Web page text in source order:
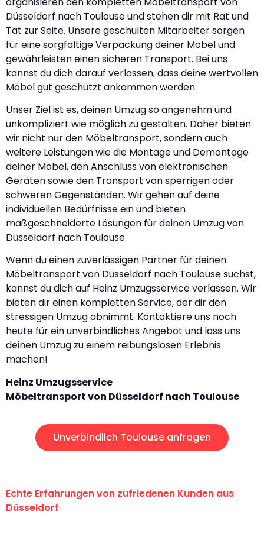
Düsseldorf nach Toulouse und stehen dir mit Rat und
Tat zur Seite. Unsere geschulten Mitarbeiter sorgen
für eine sorgfältige Verpackung deiner Möbel und
gewährleisten einen sicheren Transport. Bei uns
kannst du dich darauf verlassen, dass deine wertvollen
Möbel gut geschützt ankommen werden.
Unser Ziel ist es, deinen Umzug so angenehm und
unkompliziert wie möglich zu gestalten. Daher bieten
wir nicht nur den Möbeltransport, sondern auch
weitere Leistungen wie die Montage und Demontage
deiner Möbel, den Anschluss von elektronischen
Geräten sowie den Transport von sperrigen oder
schweren Gegenständen. Wir gehen auf deine
individuellen Bedürfnisse ein und bieten
maßgeschneiderte Lösungen für deinen Umzug von
Düsseldorf nach Toulouse.
Wenn du einen zuverlässigen Partner für deinen
Möbeltransport von Düsseldorf nach Toulouse suchst,
kannst du dich auf Heinz Umzugsservice verlassen. Wir
bieten dir einen kompletten Service, der dir den
stressigen Umzug abnimmt. Kontaktiere uns noch
heute für ein unverbindliches Angebot und lass uns
deinen Umzug zu einem reibungslosen Erlebnis
machen!
Heinz Umzugsservice
Möbeltransport von Düsseldorf nach Toulouse
Unverbindlich Toulouse anfragen
Echte Erfahrungen von zufriedenen Kunden aus
Düsseldorf